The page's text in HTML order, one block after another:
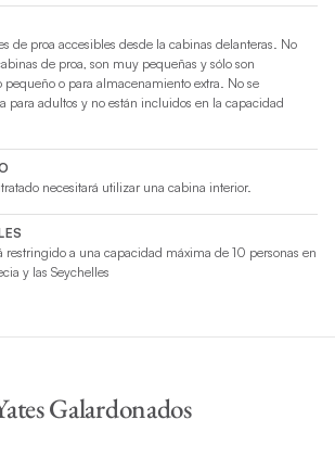
de proa accesibles desde la cabinas delanteras. No
de proa, son muy pequeñas y sólo son
o para almacenamiento extra. No se
para adultos y no están incluidos en la capacidad
necesitará utilizar una cabina interior.
restringido a una capacidad máxima de 10 personas en
y las Seychelles
Galardonados